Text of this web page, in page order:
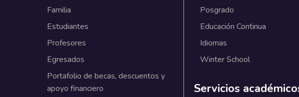
Familia
Estudiantes
Profesores
Egresados
Portafolio de becas, descuentos y
apoyo financiero
Posgrado
Educación Continua
Idiomas
Winter School
Servicios